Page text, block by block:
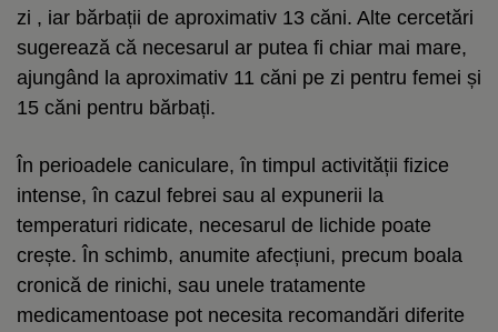
zi , iar bărbații de aproximativ 13 căni. Alte cercetări
sugerează că necesarul ar putea fi chiar mai mare,
ajungând la aproximativ 11 căni pe zi pentru femei și
15 căni pentru bărbați.
În perioadele caniculare, în timpul activității fizice
intense, în cazul febrei sau al expunerii la
temperaturi ridicate, necesarul de lichide poate
crește. În schimb, anumite afecțiuni, precum boala
cronică de rinichi, sau unele tratamente
medicamentoase pot necesita recomandări diferite